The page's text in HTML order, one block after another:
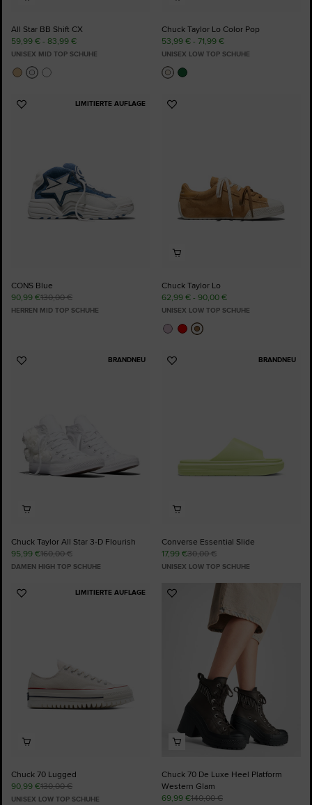
All Star BB Shift CX
59,99 € - 83,99 €
UNISEX MID TOP SCHUHE
Chuck Taylor Lo Color Pop
53,99 € - 71,99 €
UNISEX LOW TOP SCHUHE
LIMITIERTE AUFLAGE
Zu
CONS Blue
90,99 €130,00 €
HERREN MID TOP SCHUHE
Zu
Chuck Taylor Lo
62,99 € - 90,00 €
UNISEX LOW TOP SCHUHE
BRANDNEU
Zu
Chuck Taylor All Star 3-D Flourish
95,99 €160,00 €
DAMEN HIGH TOP SCHUHE
BRANDNEU
Zu
Converse Essential Slide
17,99 €30,00 €
UNISEX LOW TOP SCHUHE
LIMITIERTE AUFLAGE
Zu
Chuck 70 Lugged
90,99 €130,00 €
UNISEX LOW TOP SCHUHE
Zu
Favoriten
hinzufügen
Chuck 70 De Luxe Heel Platform
Western Glam
69,99 €140,00 €